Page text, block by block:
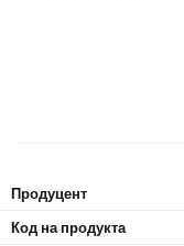
Продуцент
Код на продукта